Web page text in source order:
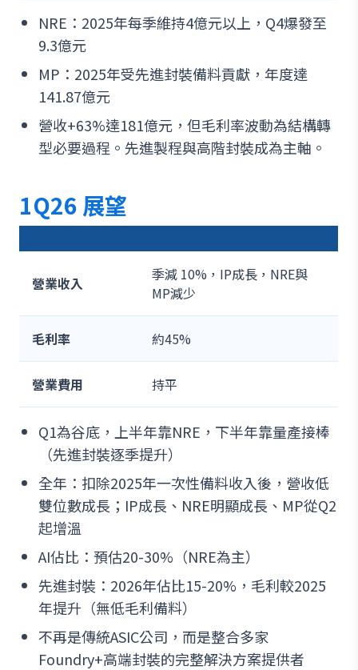
NRE：2025年每季維持4億元以上，Q4爆發至
9.3億元
MP：2025年受先進封裝備料貢獻，年度達
141.87億元
營收+63%達181億元，但毛利率波動為結構轉
型必要過程。先進製程與高階封裝成為主軸。
1Q26 展望
營業收入
季減 10%，IP成長，NRE與
MP減少
毛利率 約45%
營業費用 持平
Q1為谷底，上半年靠NRE，下半年靠量產接棒
（先進封裝逐季提升）
全年：扣除2025年一次性備料收入後，營收低
雙位數成長；IP成長、NRE明顯成長、MP從Q2
起增溫
AI佔比：預估20-30%（NRE為主）
先進封裝：2026年佔比15-20%，毛利較2025
年提升（無低毛利備料）
不再是傳統ASIC公司，而是整合多家
Foundry+高端封裝的完整解決方案提供者